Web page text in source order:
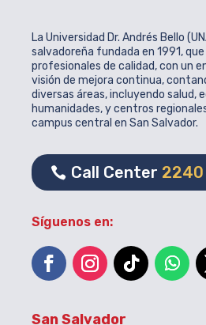
La Universidad Dr. Andrés Bello
salvadoreña fundada en 1991,
profesionales de calidad, con un
visión de mejora continua,
diversas áreas, incluyendo salud,
humanidades, y centros
campus central en San Salvador.
Call Center
Síguenos en:
San Salvador